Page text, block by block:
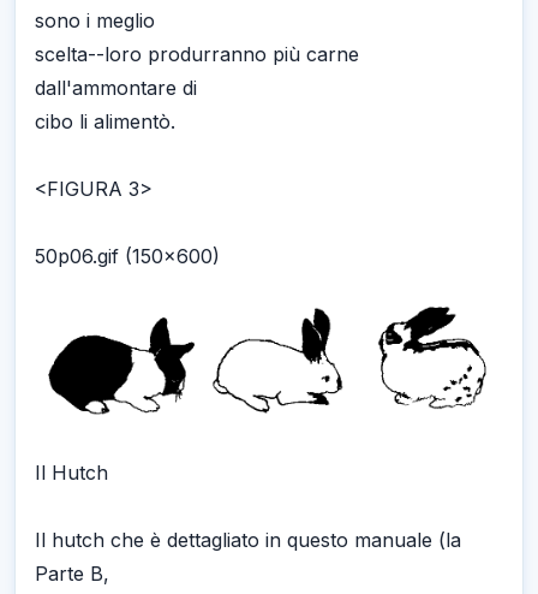
sono i meglio
scelta--loro produrranno più carne
dall'ammontare di
cibo li alimentò.
<FIGURA 3>
50p06.gif (150x600)
Il Hutch
Il hutch che è dettagliato in questo manuale (la
Parte B,